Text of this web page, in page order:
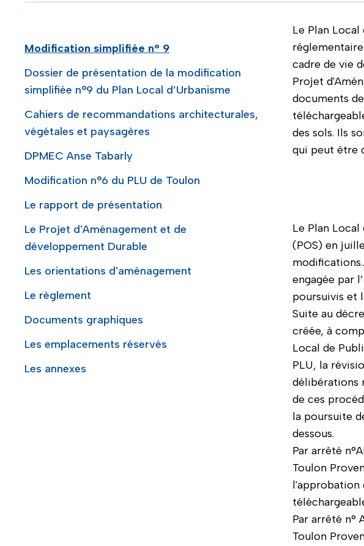
Modification simplifiée n° 9
Dossier de présentation de la modification
simplifiée n°9 du Plan Local d’Urbanisme
Cahiers de recommandations architecturales,
végétales et paysagères
DPMEC Anse Tabarly
Modification n°6 du PLU de Toulon
Le rapport de présentation
Le Projet d'Aménagement et de
développement Durable
Les orientations d'aménagement
Le règlement
Documents graphiques
Les emplacements réservés
Les annexes
Le Plan
cadre de vie
Projet
documents
des sols. Ils
qui peut être
Le Plan Local
(POS) en
engagée par
poursuivis et
Suite au
créée, à
Local de
PLU, la
délibérations
de ces
la poursuite
dessous.
Par arrêté
Toulon
l'approbation
Par arrêté n°
Toulon